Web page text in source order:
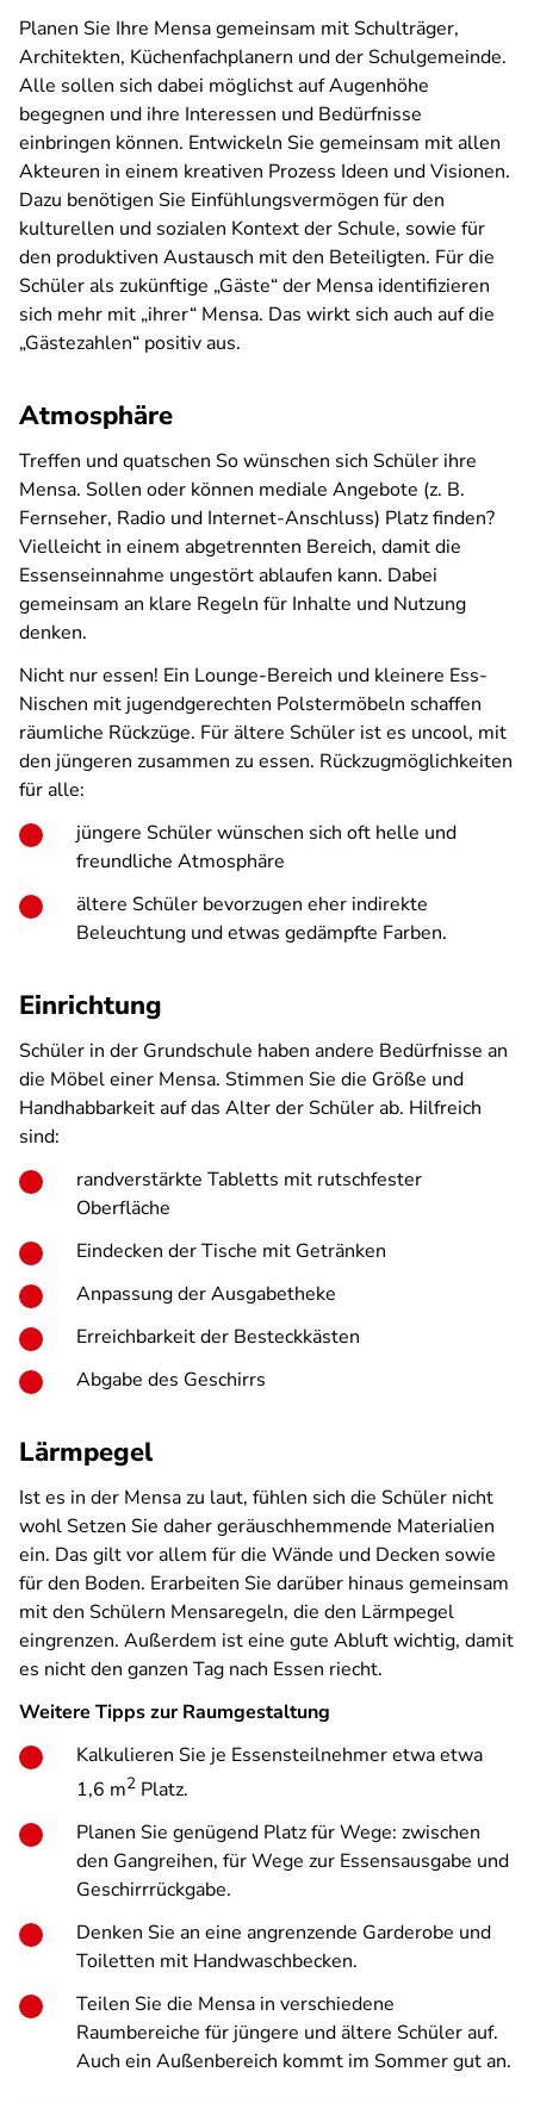
Planen Sie Ihre Mensa gemeinsam mit Schulträger,
Architekten, Küchenfachplanern und der Schulgemeinde.
Alle sollen sich dabei möglichst auf Augenhöhe
begegnen und ihre Interessen und Bedürfnisse
einbringen können. Entwickeln Sie gemeinsam mit allen
Akteuren in einem kreativen Prozess Ideen und Visionen.
Dazu benötigen Sie Einfühlungsvermögen für den
kulturellen und sozialen Kontext der Schule, sowie für
den produktiven Austausch mit den Beteiligten. Für die
Schüler als zukünftige „Gäste“ der Mensa identifizieren
sich mehr mit „ihrer“ Mensa. Das wirkt sich auch auf die
„Gästezahlen“ positiv aus.
Atmosphäre
Treffen und quatschen So wünschen sich Schüler ihre
Mensa. Sollen oder können mediale Angebote (z. B.
Fernseher, Radio und Internet-Anschluss) Platz finden?
Vielleicht in einem abgetrennten Bereich, damit die
Essenseinnahme ungestört ablaufen kann. Dabei
gemeinsam an klare Regeln für Inhalte und Nutzung
denken.
Nicht nur essen! Ein Lounge-Bereich und kleinere Ess-
Nischen mit jugendgerechten Polstermöbeln schaffen
räumliche Rückzüge. Für ältere Schüler ist es uncool, mit
den jüngeren zusammen zu essen. Rückzugmöglichkeiten
für alle:
jüngere Schüler wünschen sich oft helle und
freundliche Atmosphäre
ältere Schüler bevorzugen eher indirekte
Beleuchtung und etwas gedämpfte Farben.
Einrichtung
Schüler in der Grundschule haben andere Bedürfnisse an
die Möbel einer Mensa. Stimmen Sie die Größe und
Handhabbarkeit auf das Alter der Schüler ab. Hilfreich
sind:
randverstärkte Tabletts mit rutschfester
Oberfläche
Eindecken der Tische mit Getränken
Anpassung der Ausgabetheke
Erreichbarkeit der Besteckkästen
Abgabe des Geschirrs
Lärmpegel
Ist es in der Mensa zu laut, fühlen sich die Schüler nicht
wohl Setzen Sie daher geräuschhemmende Materialien
ein. Das gilt vor allem für die Wände und Decken sowie
für den Boden. Erarbeiten Sie darüber hinaus gemeinsam
mit den Schülern Mensaregeln, die den Lärmpegel
eingrenzen. Außerdem ist eine gute Abluft wichtig, damit
es nicht den ganzen Tag nach Essen riecht.
Weitere Tipps zur Raumgestaltung
Kalkulieren Sie je Essensteilnehmer etwa etwa
1,6 m2 Platz.
Planen Sie genügend Platz für Wege: zwischen
den Gangreihen, für Wege zur Essensausgabe und
Geschirrrückgabe.
Denken Sie an eine angrenzende Garderobe und
Toiletten mit Handwaschbecken.
Teilen Sie die Mensa in verschiedene
Raumbereiche für jüngere und ältere Schüler auf.
Auch ein Außenbereich kommt im Sommer gut an.